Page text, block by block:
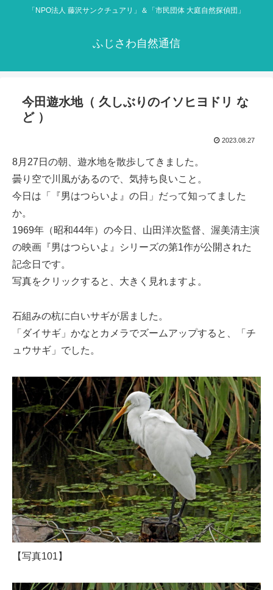
「NPO法人 藤沢サンクチュアリ」＆「市民団体 大庭自然探偵団」
ふじさわ自然通信
今田遊水地（ 久しぶりのイソヒヨドリ な
ど ）
2023.08.27
8月27日の朝、遊水地を散歩してきました。
曇り空で川風があるので、気持ち良いこと。
今日は「『男はつらいよ』の日」だって知ってました
か。
1969年（昭和44年）の今日、山田洋次監督、渥美清主演
の映画『男はつらいよ』シリーズの第1作が公開された
記念日です。
写真をクリックすると、大きく見れますよ。
石組みの杭に白いサギが居ました。
「ダイサギ」かなとカメラでズームアップすると、「チ
ュウサギ」でした。
【写真101】